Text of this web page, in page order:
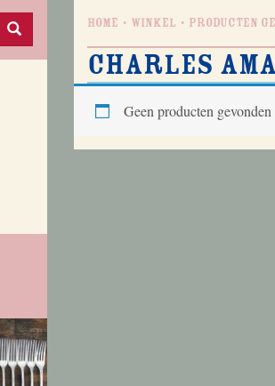
Home Winkel Producten
Charles
Geen producten